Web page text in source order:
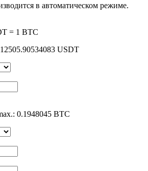
в автоматическом режиме.
= 1 BTC
USDT
0.1948045 BTC